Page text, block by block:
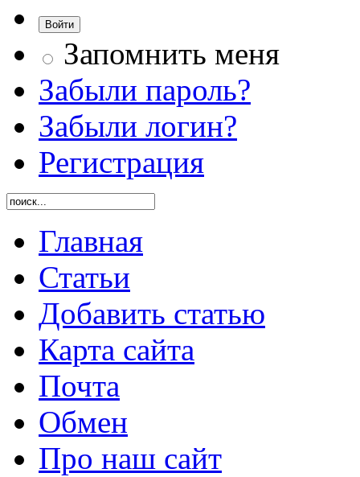
Запомнить меня
Забыли пароль?
Забыли логин?
Регистрация
Главная
Статьи
Добавить статью
Карта сайта
Почта
Обмен
Про наш сайт